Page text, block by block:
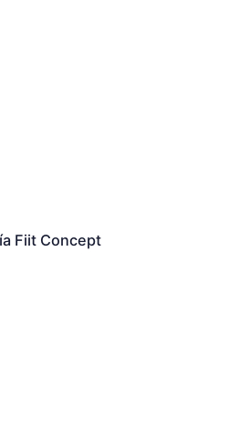
Fiit Concept